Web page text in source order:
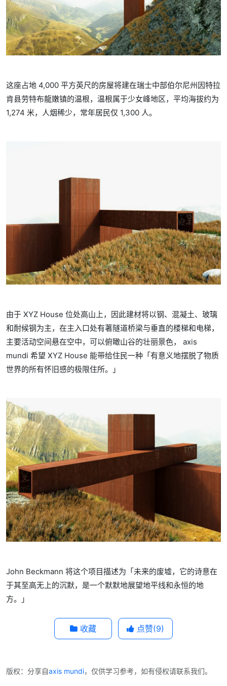
这座占地 4,000 平方英尺的房屋将建在瑞士中部伯尔尼州因特拉
肯县劳特布龍嫩镇的温根，温根属于少女峰地区，平均海拔约为
1,274 米，人烟稀少，常年居民仅 1,300 人。
由于 XYZ House 位处高山上，因此建材将以钢、混凝土、玻璃
和耐候钢为主，在主入口处有著隧道桥梁与垂直的楼梯和电梯，
主要活动空间悬在空中，可以俯瞰山谷的壮丽景色， axis
mundi 希望 XYZ House 能带给住民一种「有意义地摆脱了物质
世界的所有怀旧感的极限住所。」
John Beckmann 将这个项目描述为「未来的废墟，它的诗意在
于其至高无上的沉默，是一个默默地展望地平线和永恒的地
方。」
收藏 点赞(9)
版权：分享自axis mundi，仅供学习参考，如有侵权请联系我们。